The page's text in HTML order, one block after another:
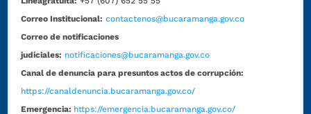
Correo Institucional: contactenos@bucaramanga.gov.co
Correo de notificaciones
judiciales: notificaciones@bucaramanga.gov.co
Canal de denuncia para presuntos actos de corrupción:
https://canaldenuncia.bucaramanga.gov.co/
Emergencia: https://emergencia.bucaramanga.gov.co/